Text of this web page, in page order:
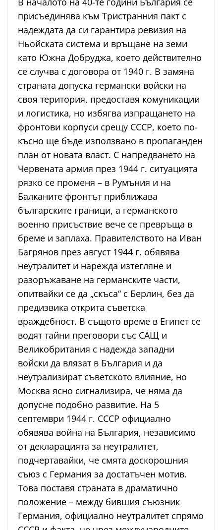
присъединява към Тристранния пакт с
надеждата да си гарантира ревизия на
Ньойската система и връщане на земи
като Южна Добруджа, което действително
се случва с договора от 1940 г. В замяна
страната допуска германски войски на
своя територия, предоставя комуникации
и логистика, но избягва изпращането на
фронтови корпуси срещу СССР, което по-
късно ще бъде използвано в пропаганден
план от новата власт. С напредването на
Червената армия през 1944 г. ситуацията
рязко се променя – в Румъния и на
Балканите фронтът приближава
българските граници, а германското
военно присъствие вече се превръща в
бреме и заплаха. Правителството на Иван
Багрянов през август 1944 г. обявява
неутралитет и нарежда изтегляне и
разоръжаване на германските части,
опитвайки се да „скъса“ с Берлин, без да
предизвика открита съветска
враждебност. В същото време в Египет се
водят тайни преговори със САЩ и
Великобритания с надежда западни
войски да влязат в България и да
неутрализират съветското влияние, но
Москва ясно сигнализира, че няма да
допусне подобно развитие. На 5
септември 1944 г. СССР официално
обявява война на България, независимо
от декларацията за неутралитет,
подчертавайки, че смята доскорошния
съюз с Германия за достатъчен мотив.
Това поставя страната в драматично
положение – между бившия съюзник
Германия, официално неутралитет спрямо